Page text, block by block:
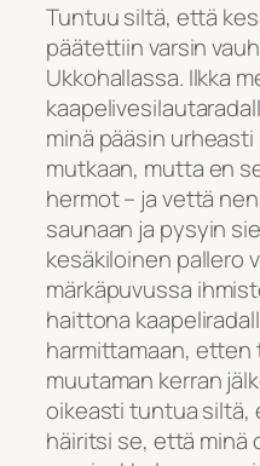
Tuntuu siltä, että
päätettiin varsin
Ukkohallassa. Ilkka
minä pääsin
mutkaan, mutta en
hermot – ja vettä
saunaan ja pysyin
kesäkiloinen pallero
märkäpuvussa
haittona
harmittamaan, etten
muutaman kerran
oikeasti tuntua siltä,
häiritsi se, että minä